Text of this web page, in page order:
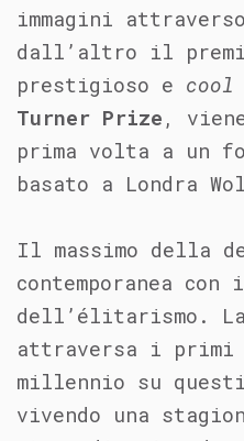
immagini
dall’altro il
prestigioso e cool
Turner Prize ,
prima volta a un
basato a Londra
Il massimo della
contemporanea con
dell’élitarismo.
attraversa i primi
millennio su
vivendo una